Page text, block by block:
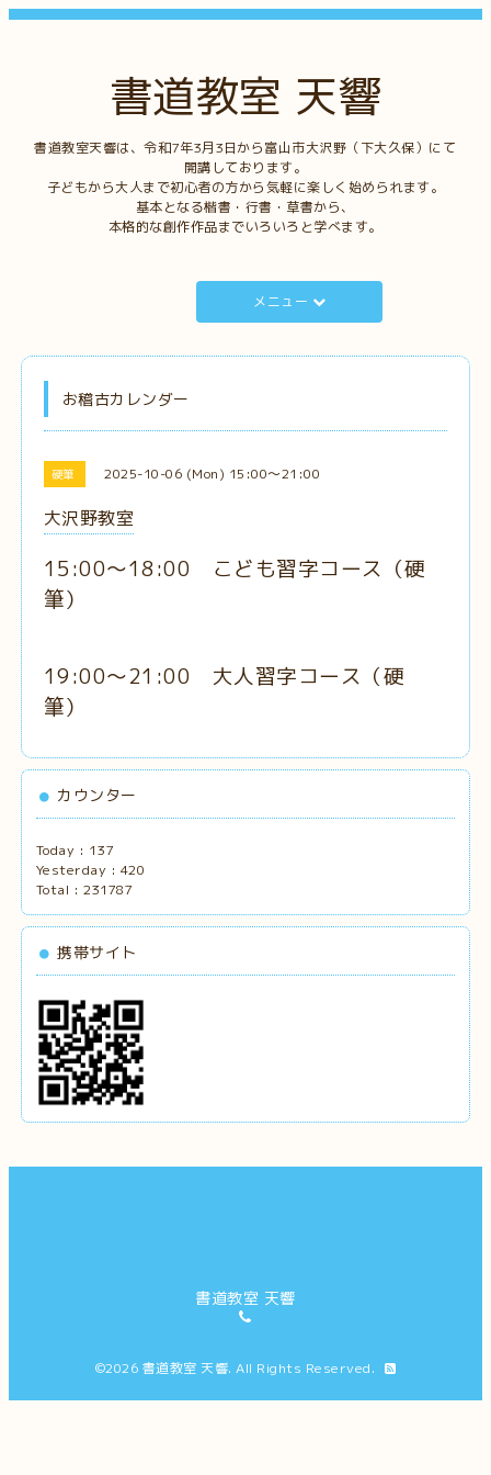
書道教室 天響
書道教室天響は、令和7年3月3日から富山市大沢野（下大久保）にて
開講しております。
子どもから大人まで初心者の方から気軽に楽しく始められます。
基本となる楷書・行書・草書から、
本格的な創作作品までいろいろと学べます。
メニュー
お稽古カレンダー
硬筆 2025-10-06 (Mon) 15:00～21:00
大沢野教室
15:00～18:00 こども習字コース （硬
筆）
19:00～21:00 大人習字コース （硬
筆）
カウンター
Today : 137
Yesterday : 420
Total : 231787
携帯サイト
書道教室 天響
©2026 書道教室 天響. All Rights Reserved.